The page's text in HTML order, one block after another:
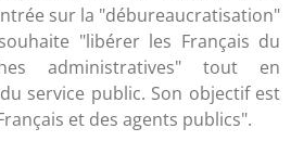
sur la "débureaucratisation"
"libérer les Français du
administratives" tout en
service public. Son objectif est
et des agents publics".